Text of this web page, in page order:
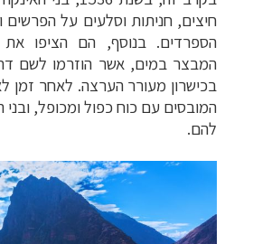
חיצים, חניתות וסלעים על הפרשים
הספרדים. בנוסף, הם הציפו
המבצר במים, אשר הוזרמו לשם
בכישרון מעורר הערצה. לאחר זמן
המובסים עם כוח כפול ומכופל, ובני
להם.